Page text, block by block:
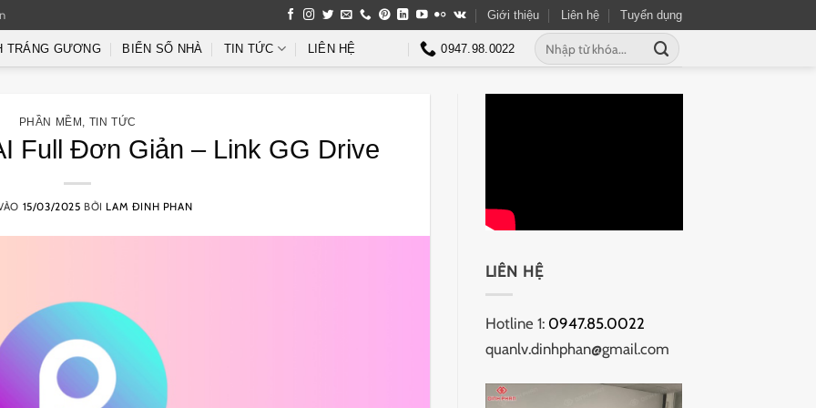
Giới thiệu Liên hệ Tuyển dụng
TRÁNG GƯƠNG BIỂN SỐ NHÀ TIN TỨC LIÊN HỆ 0947.98.0022
Tìm
kiếm:
PHẦN MỀM TIN TỨC
Full Đơn Giản – Link GG Drive
15/03/2025 BỞI LAM ĐINH PHAN
LIÊN HỆ
Hotline 1: 0947.85.0022
quanlv.dinhphan@gmail.com